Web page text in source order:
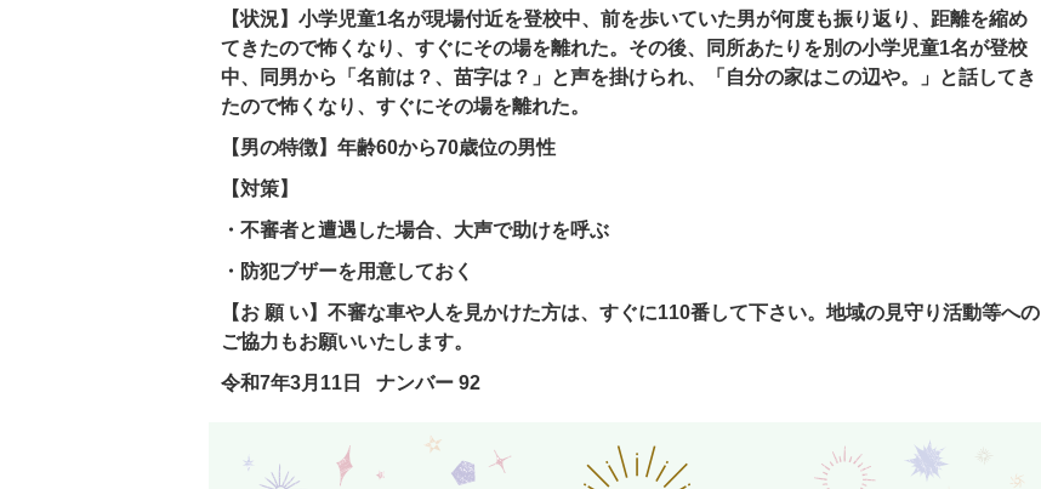
【状況】小学児童1名が現場付近を登校中、前を歩いていた男が何度も振り返り、距離を縮め
てきたので怖くなり、すぐにその場を離れた。その後、同所あたりを別の小学児童1名が登校
中、同男から「名前は？、苗字は？」と声を掛けられ、「自分の家はこの辺や。」と話してき
たので怖くなり、すぐにその場を離れた。
【男の特徴】年齢60から70歳位の男性
【対策】
・不審者と遭遇した場合、大声で助けを呼ぶ
・防犯ブザーを用意しておく
【お 願 い】不審な車や人を見かけた方は、すぐに110番して下さい。 地域の見守り活動等への
ご協力もお願いいたします。
令和7年3月11日 ナンバー 92